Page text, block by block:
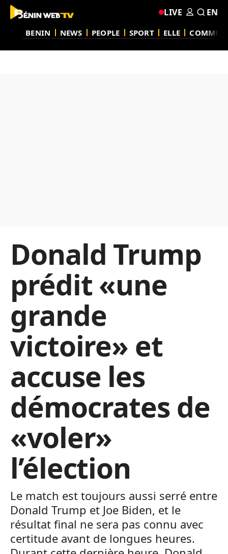
BENIN NEWS PEOPLE SPORT ELLE
LIVE EN
Donald Trump
prédit «une
grande
victoire» et
accuse les
démocrates de
«voler»
l’élection
Le match est toujours aussi serré entre
Donald Trump et Joe Biden, et le
résultat final ne sera pas connu avec
certitude avant de longues heures.